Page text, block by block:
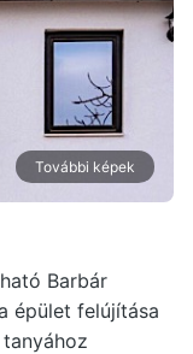
További képek
Barbár
épület felújítása